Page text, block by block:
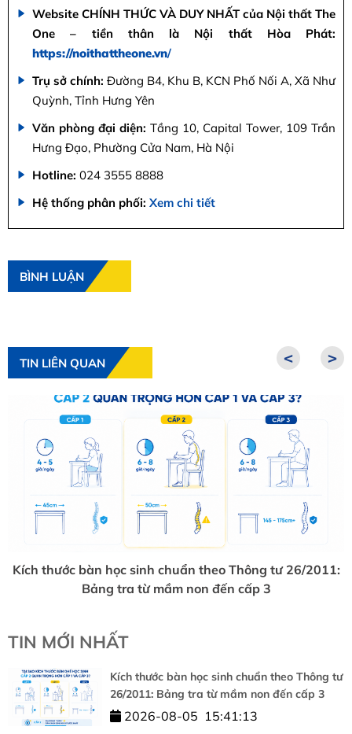
Website CHÍNH THỨC VÀ DUY NHẤT của Nội thất The
One – tiền thân là Nội thất Hòa Phát:
https://noithattheone.vn/
Trụ sở chính: Đường B4, Khu B, KCN Phố Nối A, Xã Như
Quỳnh, Tỉnh Hưng Yên
Văn phòng đại diện: Tầng 10, Capital Tower, 109 Trần
Hưng Đạo, Phường Cửa Nam, Hà Nội
Hotline: 024 3555 8888
Hệ thống phân phối: Xem chi tiết
BÌNH LUẬN
TIN LIÊN QUAN <
Kích thước bàn học sinh chuẩn theo Thông tư 26/2011:
Bảng tra từ mầm non đến cấp 3
>
TIN MỚI NHẤT
Kích thước bàn học sinh chuẩn theo Thông tư
26/2011: Bảng tra từ mầm non đến cấp 3
2026-08-05 15:41:13